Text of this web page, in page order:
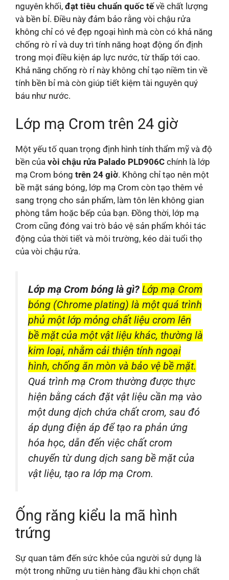
nguyên khối, đạt tiêu chuẩn quốc tếvề chất lượng
và bền bỉ. Điều này đảm bảo rằng vòi chậu rửa
không chỉ có vẻ đẹp ngoại hình mà còn có khả năng
chống rò rỉ và duy trì tính năng hoạt động ổn định
trong mọi điều kiện áp lực nước, từ thấp tới cao.
Khả năng chống rò rỉ này không chỉ tạo niềm tin về
tính bền bỉ mà còn giúp tiết kiệm tài nguyên quý
báu như nước.
Lớp mạ Crom trên 24 giờ
Một yếu tố quan trọng định hình tính thẩm mỹ và độ
bền của vòi chậu rửa Palado PLD906C chính là lớp
mạ Crom bóng trên 24 giờ. Không chỉ tạo nên một
bề mặt sáng bóng, lớp mạ Crom còn tạo thêm vẻ
sang trọng cho sản phẩm, làm tôn lên không gian
phòng tắm hoặc bếp của bạn. Đồng thời, lớp mạ
Crom cũng đóng vai trò bảo vệ sản phẩm khỏi tác
động của thời tiết và môi trường, kéo dài tuổi thọ
của vòi chậu rửa.
Lớp mạ Crom bóng là gì? Lớp mạ Crom
bóng (Chrome plating) là một quá trình
phủ một lớp mỏng chất liệu crom lên
bề mặt của một vật liệu khác, thường là
kim loại, nhằm cải thiện tính ngoại
hình, chống ăn mòn và bảo vệ bề mặt.
Quá trình mạ Crom thường được thực
hiện bằng cách đặt vật liệu cần mạ vào
một dung dịch chứa chất crom, sau đó
áp dụng điện áp để tạo ra phản ứng
hóa học, dẫn đến việc chất crom
chuyển từ dung dịch sang bề mặt của
vật liệu, tạo ra lớp mạ Crom.
Ống răng kiểu la mã hình
trứng
Sự quan tâm đến sức khỏe của người sử dụng là
một trong những ưu tiên hàng đầu khi chọn chất